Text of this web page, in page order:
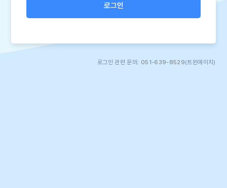
로그인
로그인 관련 문의: 051-639-8529(트윈에이치)